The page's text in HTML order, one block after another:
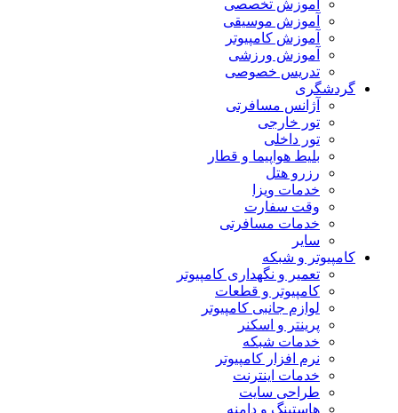
آموزش تخصصی
آموزش موسیقی
آموزش کامپیوتر
آموزش ورزشی
تدریس خصوصی
گردشگری
آژانس مسافرتی
تور خارجی
تور داخلی
بلیط هواپیما و قطار
رزرو هتل
خدمات ویزا
وقت سفارت
خدمات مسافرتی
سایر
کامپیوتر و شبکه
تعمیر و نگهداری کامپیوتر
کامپیوتر و قطعات
لوازم جانبی کامپیوتر
پرینتر و اسکنر
خدمات شبکه
نرم افزار کامپیوتر
خدمات اینترنت
طراحی سایت
هاستینگ و دامنه